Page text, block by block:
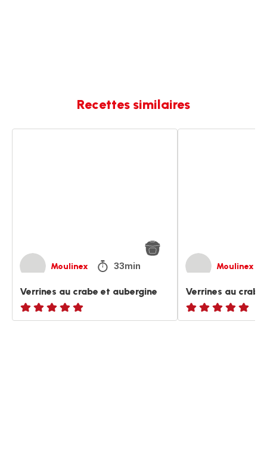
Recettes similaires
Moulinex 33min
Verrines au crabe et aubergine
ratings.NaN
Moulinex
Verrines au
ratings.NaN